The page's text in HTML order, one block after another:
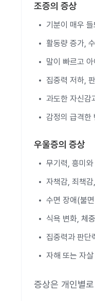
조증의 증상
기분이 매우
활동량 증가,
말이 빠르고
집중력 저하,
과도한 자신감
감정의 급격한
우울증의 증상
무기력, 흥미
자책감, 죄책
수면 장애(불
식욕 변화, 체
집중력과 판단
자해 또는 자
증상은 개인별